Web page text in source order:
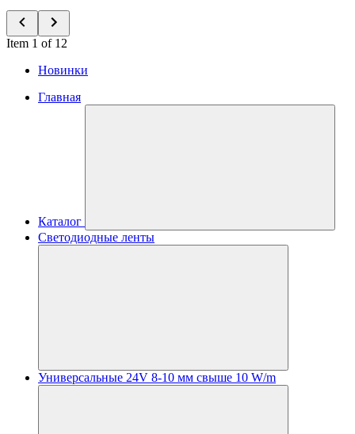
Item 1 of 12
Новинки
Главная
Каталог
Светодиодные ленты
Универсальные 24V 8-10 мм свыше 10 W/m